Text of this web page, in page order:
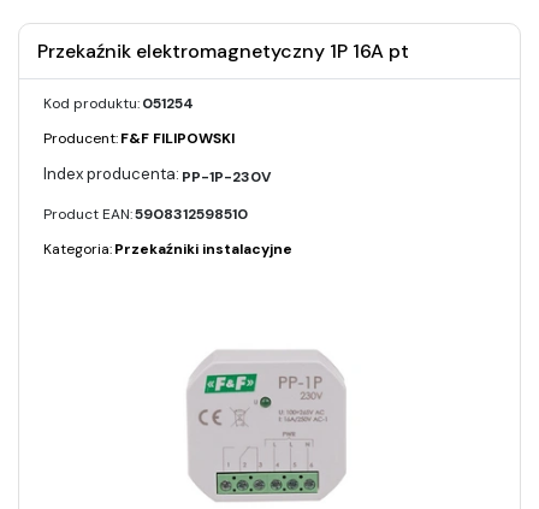
Przekaźnik elektromagnetyczny 1P 16A pt
Kod produktu:051254
Producent:F&F FILIPOWSKI
PP-1P-230V
Product EAN:5908312598510
Kategoria:Przekaźniki instalacyjne